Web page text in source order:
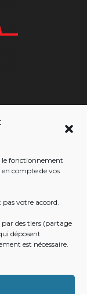
le fonctionnement
compte de vos
pas votre accord.
par des tiers (partage
déposent
est nécessaire.